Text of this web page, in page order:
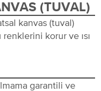
(TUVAL)
kanvas (tuval)
korur ve ısı
garantili ve